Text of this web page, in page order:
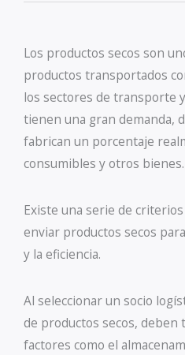
Los productos secos son
productos transportados
los sectores de transporte
tienen una gran demanda,
fabrican un porcentaje
consumibles y otros bienes.
Existe una serie de
enviar productos secos
y la eficiencia.
Al seleccionar un socio
de productos secos, deben
factores como el